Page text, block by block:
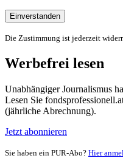
Einverstanden
Die Zustimmung ist jederzeit
Werbefrei lesen
Unabhängiger Journalismus
Lesen Sie
(jährliche Abrechnung).
Jetzt abonnieren
Sie haben ein PUR-Abo? Hier